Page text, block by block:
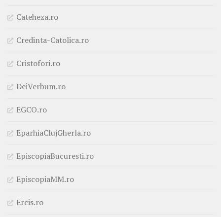
Cateheza.ro
Credinta-Catolica.ro
Cristofori.ro
DeiVerbum.ro
EGCO.ro
EparhiaClujGherla.ro
EpiscopiaBucuresti.ro
EpiscopiaMM.ro
Ercis.ro